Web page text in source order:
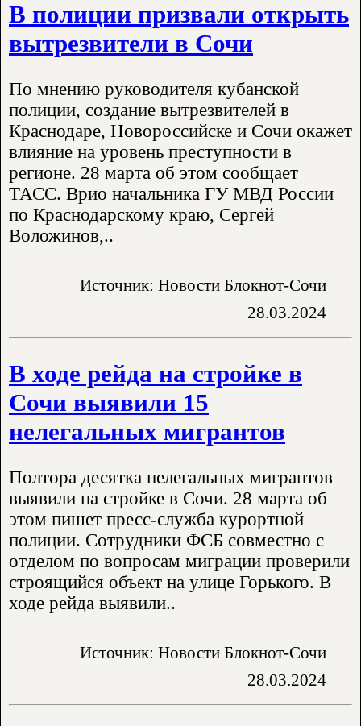
В полиции призвали открыть
вытрезвители в Сочи
По мнению руководителя кубанской
полиции, создание вытрезвителей в
Краснодаре, Новороссийске и Сочи окажет
влияние на уровень преступности в
регионе. 28 марта об этом сообщает
ТАСС. Врио начальника ГУ МВД России
по Краснодарскому краю, Сергей
Воложинов,..
Источник: Новости Блокнот-Сочи
28.03.2024
В ходе рейда на стройке в
Сочи выявили 15
нелегальных мигрантов
Полтора десятка нелегальных мигрантов
выявили на стройке в Сочи. 28 марта об
этом пишет пресс-служба курортной
полиции. Сотрудники ФСБ совместно с
отделом по вопросам миграции проверили
строящийся объект на улице Горького. В
ходе рейда выявили..
Источник: Новости Блокнот-Сочи
28.03.2024